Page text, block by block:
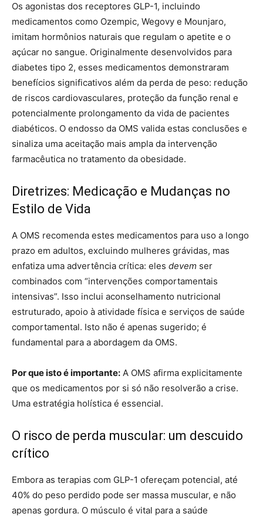
Os agonistas dos receptores GLP-1, incluindo
medicamentos como Ozempic, Wegovy e Mounjaro,
imitam hormônios naturais que regulam o apetite e o
açúcar no sangue. Originalmente desenvolvidos para
diabetes tipo 2, esses medicamentos demonstraram
benefícios significativos além da perda de peso: redução
de riscos cardiovasculares, proteção da função renal e
potencialmente prolongamento da vida de pacientes
diabéticos. O endosso da OMS valida estas conclusões e
sinaliza uma aceitação mais ampla da intervenção
farmacêutica no tratamento da obesidade.
Diretrizes: Medicação e Mudanças no
Estilo de Vida
A OMS recomenda estes medicamentos para uso a longo
prazo em adultos, excluindo mulheres grávidas, mas
enfatiza uma advertência crítica: eles devem ser
combinados com “intervenções comportamentais
intensivas”. Isso inclui aconselhamento nutricional
estruturado, apoio à atividade física e serviços de saúde
comportamental. Isto não é apenas sugerido; é
fundamental para a abordagem da OMS.
Por que isto é importante: A OMS afirma explicitamente
que os medicamentos por si só não resolverão a crise.
Uma estratégia holística é essencial.
O risco de perda muscular: um descuido
crítico
Embora as terapias com GLP-1 ofereçam potencial, até
40% do peso perdido pode ser massa muscular, e não
apenas gordura. O músculo é vital para a saúde